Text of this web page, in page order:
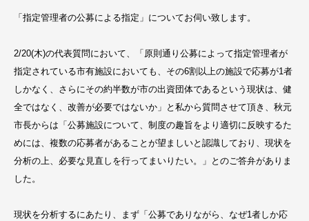
「指定管理者の公募による指定」についてお伺い致します。
2/20(木)の代表質問において、「原則通り公募によって指定管理者が
指定されている市有施設においても、その6割以上の施設で応募が1者
しかなく、さらにその約半数が市の出資団体であるという現状は、健
全ではなく、改善が必要ではないか」と私から質問させて頂き、秋元
市長からは「公募施設について、制度の趣旨をより適切に反映するた
めには、複数の応募者があることが望ましいと認識しており、現状を
分析の上、必要な見直しを行ってまいりたい。」とのご答弁がありま
した。
現状を分析するにあたり、まず「公募でありながら、なぜ1者しか応